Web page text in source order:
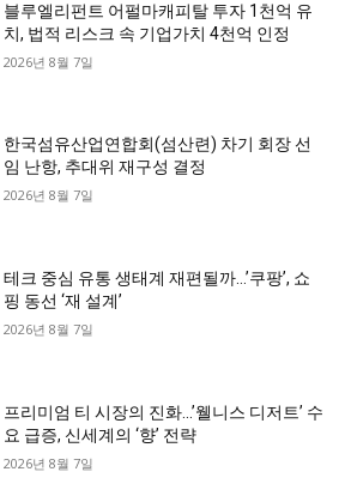
블루엘리펀트 어펄마캐피탈 투자 1천억 유
치, 법적 리스크 속 기업가치 4천억 인정
2026년 8월 7일
한국섬유산업연합회(섬산련) 차기 회장 선
임 난항, 추대위 재구성 결정
2026년 8월 7일
테크 중심 유통 생태계 재편될까…’쿠팡’, 쇼
핑 동선 ‘재 설계’
2026년 8월 7일
프리미엄 티 시장의 진화…’웰니스 디저트’ 수
요 급증, 신세계의 ‘향’ 전략
2026년 8월 7일